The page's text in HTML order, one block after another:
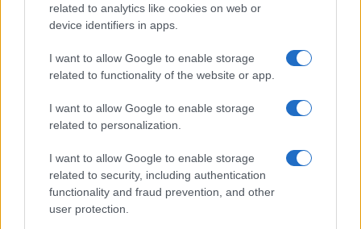
related to analytics like cookies on web or
device identifiers in apps.
I want to allow Google to enable storage
related to functionality of the website or app.
I want to allow Google to enable storage
related to personalization.
I want to allow Google to enable storage
related to security, including authentication
functionality and fraud prevention, and other
user protection.
Miur Istruzione
Editore: Sergio De Napoli
Via De Liguori, 17 - Bari
P.IVA: 07032730728